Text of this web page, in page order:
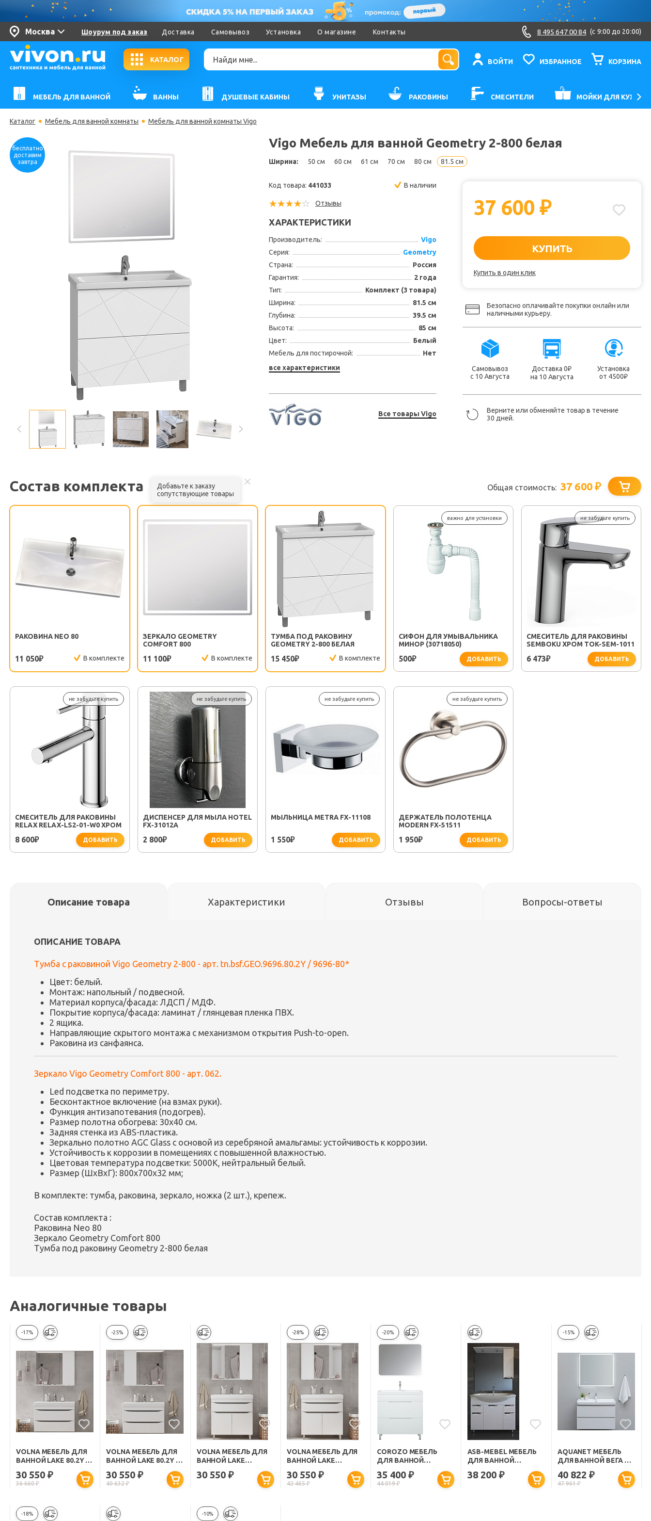
Москва Шоурум под заказ Доставка Самовывоз Установка О магазине Контакты 8 495 647 00 84 (c 9:00 до 20:00)
КАТАЛОГ ВОЙТИ ИЗБРАННОЕ КОРЗИНА
МЕБЕЛЬ ДЛЯ ВАННОЙ ВАННЫ ДУШЕВЫЕ КАБИНЫ УНИТАЗЫ РАКОВИНЫ СМЕСИТЕЛИ МОЙКИ ДЛЯ КУХНИ
Каталог Мебель для ванной комнаты Мебель для ванной комнаты Vigo
бесплатно
доставим
завтра
Vigo Мебель для ванной Geometry 2-800 белая
Ширина: 50 см 60 см 61 см 70 см 80 см 81.5 см
Код товара: 441033 В наличии
Отзывы
ХАРАКТЕРИСТИКИ
Производитель:
Vigo
Серия:
Geometry
Страна:
Россия
Гарантия:
2 года
Тип:
Комплект (3 товара)
Ширина:
81.5 см
Глубина:
39.5 см
Высота:
85 см
Цвет:
Белый
Мебель для постирочной:
Нет
все характеристики
Все товары Vigo
37 600₽
КУПИТЬ
Купить в один клик
Безопасно оплачивайте покупки онлайн или
наличными курьеру.
Самовывоз
с 10 Августа
Доставка 0₽
на 10 Августа
Установка
от 4500₽
Верните или обменяйте товар в течение
30 дней.
Состав комплекта
Добавьте к заказу
сопутствующие товары
Общая стоимость: 37 600₽
РАКОВИНА NEO 80
11 050₽ В комплекте
ЗЕРКАЛО GEOMETRY
COMFORT 800
11 100₽ В комплекте
ТУМБА ПОД РАКОВИНУ
GEOMETRY 2-800 БЕЛАЯ
15 450₽ В комплекте
важно для установки
СИФОН ДЛЯ УМЫВАЛЬНИКА
МИНОР (30718050)
500₽ ДОБАВИТЬ
не забудьте купить
СМЕСИТЕЛЬ ДЛЯ РАКОВИНЫ
SEMBOKU ХРОМ TOK-SEM-1011
6 473₽ ДОБАВИТЬ
не забудьте купить
СМЕСИТЕЛЬ ДЛЯ РАКОВИНЫ
RELAX RELAX-LS2-01-W0 ХРОМ
8 600₽ ДОБАВИТЬ
не забудьте купить
ДИСПЕНСЕР ДЛЯ МЫЛА HOTEL
FX-31012A
2 800₽ ДОБАВИТЬ
не забудьте купить
МЫЛЬНИЦА METRA FX-11108
1 550₽ ДОБАВИТЬ
не забудьте купить
ДЕРЖАТЕЛЬ ПОЛОТЕНЦА
MODERN FX-51511
1 950₽ ДОБАВИТЬ
Описание товара Характеристики Отзывы Вопросы-ответы
ОПИСАНИЕ ТОВАРА
Тумба с раковиной Vigo Geometry 2-800 - арт. tn.bsf.GEO.9696.80.2Y / 9696-80*
Цвет: белый.
Монтаж: напольный / подвесной.
Материал корпуса/фасада: ЛДСП / МДФ.
Покрытие корпуса/фасада: ламинат / глянцевая пленка ПВХ.
2 ящика.
Направляющие скрытого монтажа с механизмом открытия Push-to-open.
Раковина из санфаянса.
Зеркало Vigo Geometry Comfort 800 - арт. 062.
Led подсветка по периметру.
Бесконтактное включение (на взмах руки).
Функция антизапотевания (подогрев).
Размер полотна обогрева: 30х40 см.
Задняя стенка из ABS-пластика.
Зеркально полотно AGC Glass с основой из серебряной амальгамы: устойчивость к коррозии.
Устойчивость к коррозии в помещениях с повышенной влажностью.
Цветовая температура подсветки: 5000К, нейтральный белый.
Размер (ШxВxГ): 800x700x32 мм;
В комплекте: тумба, раковина, зеркало, ножка (2 шт.), крепеж.
Состав комплекта :
Раковина Neo 80
Зеркало Geometry Comfort 800
Тумба под раковину Geometry 2-800 белая
Аналогичные товары
-17%
VOLNA МЕБЕЛЬ ДЛЯ
ВАННОЙ LAKE 80.2Y R
ПОДВЕСНАЯ БЕЛАЯ
30 550₽
36 660₽
-25%
VOLNA МЕБЕЛЬ ДЛЯ
ВАННОЙ LAKE 80.2Y L
ПОДВЕСНАЯ БЕЛАЯ
30 550₽
40 632₽
VOLNA МЕБЕЛЬ ДЛЯ
ВАННОЙ LAKE
80.2D.1Y R БЕЛАЯ
30 550 ₽
-28%
VOLNA МЕБЕЛЬ ДЛЯ
ВАННОЙ LAKE
80.2D.1Y L БЕЛАЯ
30 550 ₽
42 465₽
-20%
COROZO МЕБЕЛЬ
ДЛЯ ВАННОЙ
МАДИСОН 80 Z2
ФОСТЕР БЕЛАЯ
35 400₽
44 019₽
ASB-MEBEL МЕБЕЛЬ
ДЛЯ ВАННОЙ
МЕССИНА 80
38 200 ₽
-15%
AQUANET МЕБЕЛЬ
ДЛЯ ВАННОЙ ВЕГА 80
ПОДВЕСНАЯ БЕЛАЯ
ГЛЯНЦЕВАЯ
40 822 ₽
47 961₽
-18% -10%